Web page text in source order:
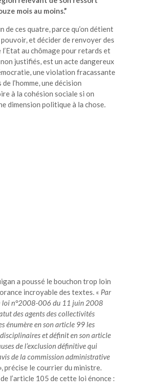
mois au moins.”
de ces quatre, parce qu’on détient
pouvoir, et décider de renvoyer des
l’Etat au chômage pour retards et
justifiés, est un acte dangereux
une violation fracassante
l’homme, une décision
à la cohésion sociale si on
dimension politique à la chose.
a poussé le bouchon trop loin
incroyable des textes. « Par
loi n°2008-006 du 11 juin 2008
des agents des collectivités
énumère en son article 99 les
et définit en son article
de l’exclusion définitive qui
de la commission administrative
précise le courrier du ministre.
de l’article 105 de cette loi énonce :